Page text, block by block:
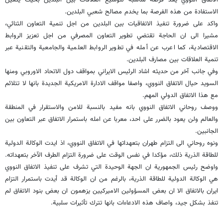
الاستفادة من هذه الفرصة بما يخدم مصالح شعبي البلدين.
واكد على ضرورة تنفيذ الاتفاقيات بين البلدين من اجل تنمية التعاون الثنائي،
مشيرا الى ان الحاجة تقتضي تطوير التعاون المصرفي من اجل تعزيز الروابط
الاقتصادية، كما اعرب عن أمله في تطوير الروابط العلمية والجامعية والتقنية عبر
تنمية العلاقات بين مصارف البلدين.
وفي جانب آخر من حديثه اشاد الرئيس الايراني بمواقف دول الاتحاد الاوروبي ومنها
السويد حيال الاتفاق النووي، واصفا مواقف الادارة الامريكية الجديدة بانها لا تتلائم
مع هذا الاتفاق الدولي المهم.
ووصف روحاني الاتفاق النووي بانه مفيد بالنسبة للامن والاستقرار في المنطقة
والعالم ولن يعود بالضرر على احد، معربا عن امله باستمرار الاتفاق عبر التعاون بين
الجانبين.
ونوه روحاني الى التزام طهران بتعهداتها في الاتفاق النووي، اذ ايدت الوكالة الدولية
للطاقة الذرية ذلك، مؤكدا في نفس الوقت على ضرورة التزام الطرف الآخر بتعهداته.
واوضح رئيس الجمهورية ان الجهة الوحيدة التي تشرف على تنفيذ الاتفاق النووي
هي الوكالة الدولية للطاقة الذرية، بالرغم من ان الوكالة قد أيدت باستمرار التزام
ايران بالاتفاق الا ان بعض المسؤولين الاميركيين يزهمون ان بعض بنود الاتفاق لم
تنفذ بشكل جيد، واصاف هذه الادعاءات بانها تترك تأثيرات سلبية.